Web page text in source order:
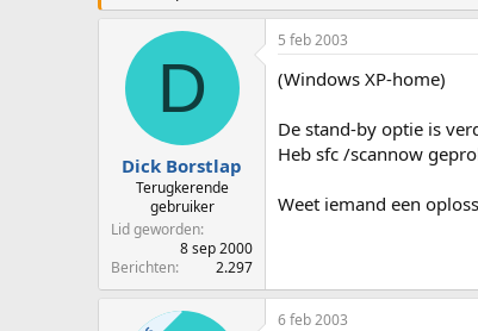
e
t
r
r
a
t
D
Dick Borstlap
Terugkerende
gebruiker
Lid geworden
8 sep 2000
Berichten
2.297
5 feb 2003
(Windows XP-home)
De stand-by optie is
Heb sfc /scannow
Weet iemand een
6 feb 2003